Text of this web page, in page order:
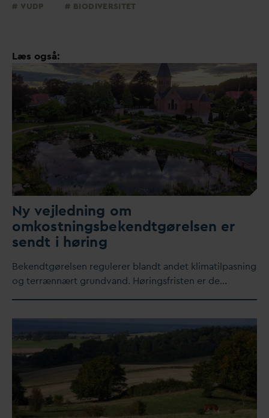
VUDP BIODIVERSITET
Læs også:
Ny vejledning om
omkostningsbekendtgørelsen er
sendt i høring
Bekendtgørelsen regulerer blandt andet klimatilpasning
og terrænnært grundvand. Høringsfristen er de…